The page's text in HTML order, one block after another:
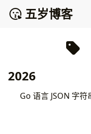
五岁博客
2026